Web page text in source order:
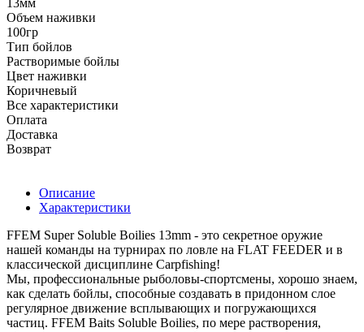
Объем наживки
100гр
Тип бойлов
Растворимые бойлы
Цвет наживки
Коричневый
Все характеристики
Оплата
Доставка
Возврат
Описание
Характеристики
FFEM Super Soluble Boilies 13mm - это секретное оружие
нашей команды на турнирах по ловле на FLAT FEEDER и в
классической дисциплине Carpfishing!
Мы, профессиональные рыболовы-спортсмены, хорошо знаем,
как сделать бойлы, способные создавать в придонном слое
регулярное движение всплывающих и погружающихся
частиц. FFEM Baits Soluble Boilies, по мере растворения,